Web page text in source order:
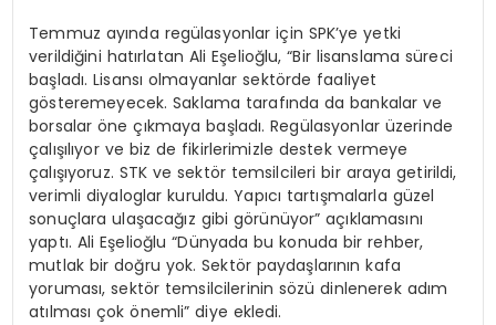
Temmuz ayında regülasyonlar için SPK’ye yetki
verildiğini hatırlatan Ali Eşelioğlu, “Bir lisanslama süreci
başladı. Lisansı olmayanlar sektörde faaliyet
gösteremeyecek. Saklama tarafında da bankalar ve
borsalar öne çıkmaya başladı. Regülasyonlar üzerinde
çalışılıyor ve biz de fikirlerimizle destek vermeye
çalışıyoruz. STK ve sektör temsilcileri bir araya getirildi,
verimli diyaloglar kuruldu. Yapıcı tartışmalarla güzel
sonuçlara ulaşacağız gibi görünüyor” açıklamasını
yaptı. Ali Eşelioğlu “Dünyada bu konuda bir rehber,
mutlak bir doğru yok. Sektör paydaşlarının kafa
yoruması, sektör temsilcilerinin sözü dinlenerek adım
atılması çok önemli” diye ekledi.